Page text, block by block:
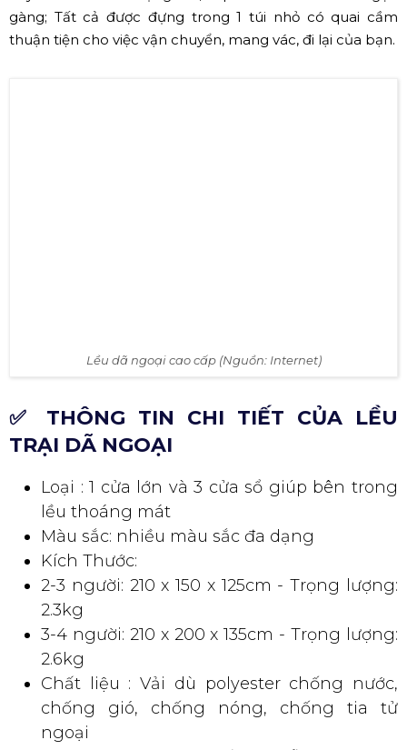
đấy. Bởi thao tác dựng lều, xếp lều siêu nhanh và gọn
gàng; Tất cả được đựng trong 1 túi nhỏ có quai cầm
Lều dã ngoại cao cấp (Nguồn: Internet)
✅ THÔNG TIN CHI TIẾT CỦA LỀU
TRẠI DÃ NGOẠI
Loại : 1 cửa lớn và 3 cửa sổ giúp bên trong
lều thoáng mát
Màu sắc: nhiều màu sắc đa dạng
Kích Thước:
2-3 người: 210 x 150 x 125cm - Trọng lượng:
2.3kg
3-4 người: 210 x 200 x 135cm - Trọng lượng:
2.6kg
Chất liệu : Vải dù polyester chống nước,